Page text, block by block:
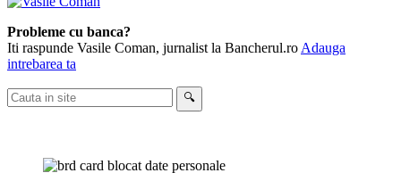
Probleme cu banca?
Iti raspunde Vasile Coman, jurnalist la Bancherul.ro Adauga
intrebarea ta
Cauta
in
🔍